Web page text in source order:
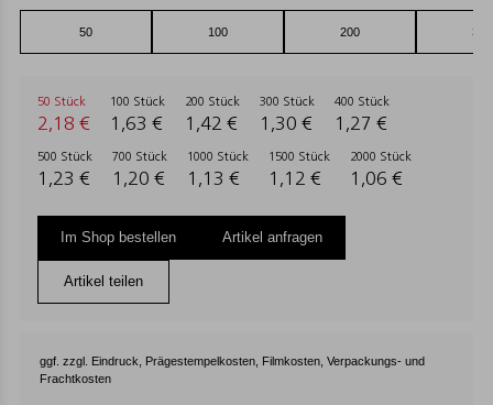
50 Stück
2,18 €
100 Stück
1,63 €
200 Stück
1,42 €
300 Stück
1,30 €
400 Stück
1,27 €
500 Stück
1,23 €
700 Stück
1,20 €
1000 Stück
1,13 €
1500 Stück
1,12 €
2000 Stück
1,06 €
Im Shop bestellen Artikel anfragen
Artikel teilen
ggf. zzgl. Eindruck, Prägestempelkosten, Filmkosten, Verpackungs- und
Frachtkosten